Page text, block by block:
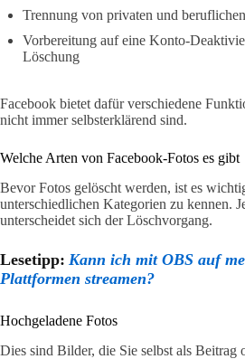
Trennung von privaten und
Vorbereitung auf eine Konto-
Löschung
Facebook bietet dafür verschiedene
nicht immer selbsterklärend sind.
Welche Arten von Facebook-Fotos es gibt
Bevor Fotos gelöscht werden, ist es
unterschiedlichen Kategorien zu kennen.
unterscheidet sich der Löschvorgang.
Lesetipp: Kann ich mit OBS auf
Plattformen streamen?
Hochgeladene Fotos
Dies sind Bilder, die Sie selbst als Beitrag